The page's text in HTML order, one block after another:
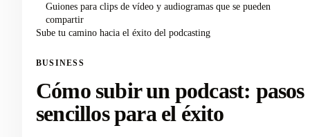
Guiones para clips de vídeo y audiogramas que se pueden
compartir
Sube tu camino hacia el éxito del podcasting
BUSINESS
Cómo subir un podcast: pasos
sencillos para el éxito